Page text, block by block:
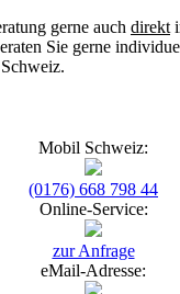
gerne auch direkt
Sie gerne
Mobil Schweiz:
(0176) 668 798 44
Online-Service:
zur Anfrage
eMail-Adresse: